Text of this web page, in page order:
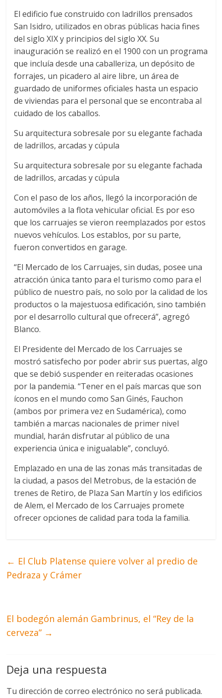
El edificio fue construido con ladrillos prensados
San Isidro, utilizados en obras públicas hacia fines
del siglo XIX y principios del siglo XX. Su
inauguración se realizó en el 1900 con un programa
que incluía desde una caballeriza, un depósito de
forrajes, un picadero al aire libre, un área de
guardado de uniformes oficiales hasta un espacio
de viviendas para el personal que se encontraba al
cuidado de los caballos.
Su arquitectura sobresale por su elegante fachada
de ladrillos, arcadas y cúpula
Su arquitectura sobresale por su elegante fachada
de ladrillos, arcadas y cúpula
Con el paso de los años, llegó la incorporación de
automóviles a la flota vehicular oficial. Es por eso
que los carruajes se vieron reemplazados por estos
nuevos vehículos. Los establos, por su parte,
fueron convertidos en garage.
“El Mercado de los Carruajes, sin dudas, posee una
atracción única tanto para el turismo como para el
público de nuestro país, no solo por la calidad de los
productos o la majestuosa edificación, sino también
por el desarrollo cultural que ofrecerá”, agregó
Blanco.
El Presidente del Mercado de los Carruajes se
mostró satisfecho por poder abrir sus puertas, algo
que se debió suspender en reiteradas ocasiones
por la pandemia. “Tener en el país marcas que son
íconos en el mundo como San Ginés, Fauchon
(ambos por primera vez en Sudamérica), como
también a marcas nacionales de primer nivel
mundial, harán disfrutar al público de una
experiencia única e inigualable”, concluyó.
Emplazado en una de las zonas más transitadas de
la ciudad, a pasos del Metrobus, de la estación de
trenes de Retiro, de Plaza San Martín y los edificios
de Alem, el Mercado de los Carruajes promete
ofrecer opciones de calidad para toda la familia.
← El Club Platense quiere volver al predio de
Pedraza y Crámer
El bodegón alemán Gambrinus, el “Rey de la
cerveza” →
Deja una respuesta
Tu dirección de correo electrónico no será publicada.